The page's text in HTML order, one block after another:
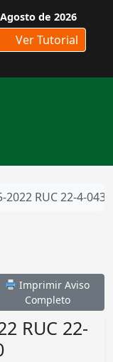
de 2026
Ver Tutorial
2022 RUC 22-4-
Imprimir Aviso
Completo
RUC 22-